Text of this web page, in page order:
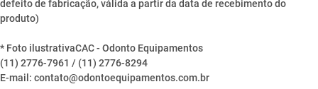
defeito de fabricação, válida a partir da data de recebimento do
produto)
* Foto ilustrativaCAC - Odonto Equipamentos
(11) 2776-7961 / (11) 2776-8294
E-mail: contato@odontoequipamentos.com.br